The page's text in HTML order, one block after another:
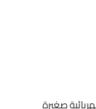
صغيرة